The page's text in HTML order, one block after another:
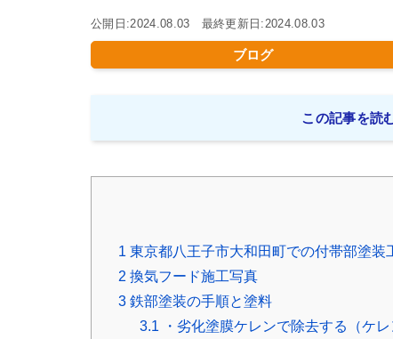
公開日:2024.08.03 最終更新日:2024.08.03
ブログ
この記事を読
1 東京都八王子市大和田町での付帯部塗装
2 換気フード施工写真
3 鉄部塗装の手順と塗料
3.1 ・劣化塗膜ケレンで除去する（ケレ